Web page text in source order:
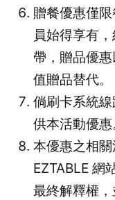
贈餐優惠僅
員始得享有
帶，贈品優
值贈品替代。
倘刷卡系統
供本活動優惠
本優惠之相
EZTABLE 網
最終解釋權